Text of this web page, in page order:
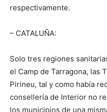
respectivamente.
– CATALUÑA:
Solo tres regiones
el Camp de Tarragona, las
Pirineu, tal y como había
consellería de Interior no
los municipios de una